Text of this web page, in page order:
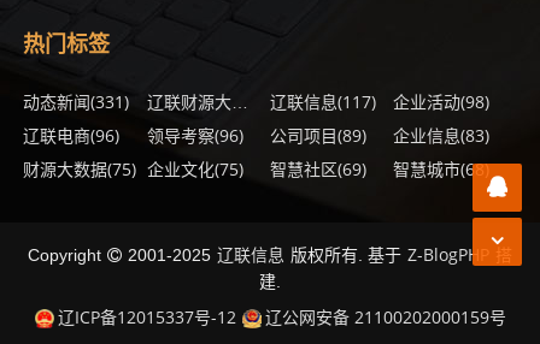
热门标签
动态新闻(331) 辽联财源大数据 (148)
辽联信息(117) 企业活动(98)
辽联电商(96) 领导考察(96) 公司项目(89) 企业信息(83)
财源大数据(75) 企业文化(75) 智慧社区(69) 智慧城市(68)
Copyright 2001-2025 辽联信息 版权所有. 基于 Z-BlogPHP 搭
建.
辽ICP备12015337号-12 辽公网安备 21100202000159号